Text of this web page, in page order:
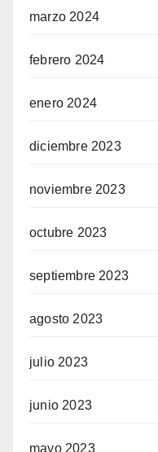
marzo 2024
febrero 2024
enero 2024
diciembre 2023
noviembre 2023
octubre 2023
septiembre 2023
agosto 2023
julio 2023
junio 2023
mayo 2023